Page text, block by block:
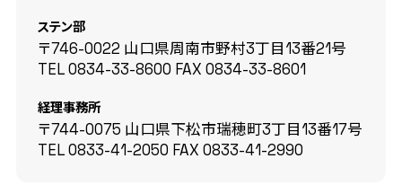
ステン部
〒746-0022 山口県周南市野村3丁目13番21号
TEL0834-33-8600 FAX 0834-33-8601
経理事務所
〒744-0075 山口県下松市瑞穂町3丁目13番17号
TEL0833-41-2050 FAX 0833-41-2990